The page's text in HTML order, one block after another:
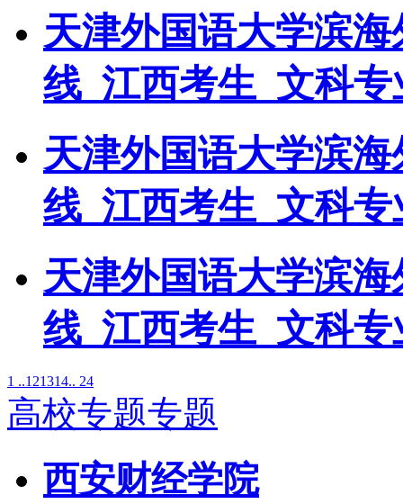
天津外国语大学滨
线_江西考生_文科
天津外国语大学滨
线_江西考生_文科
天津外国语大学滨
线_江西考生_文科
1 ..121314.. 24
高校专题专题
西安财经学院